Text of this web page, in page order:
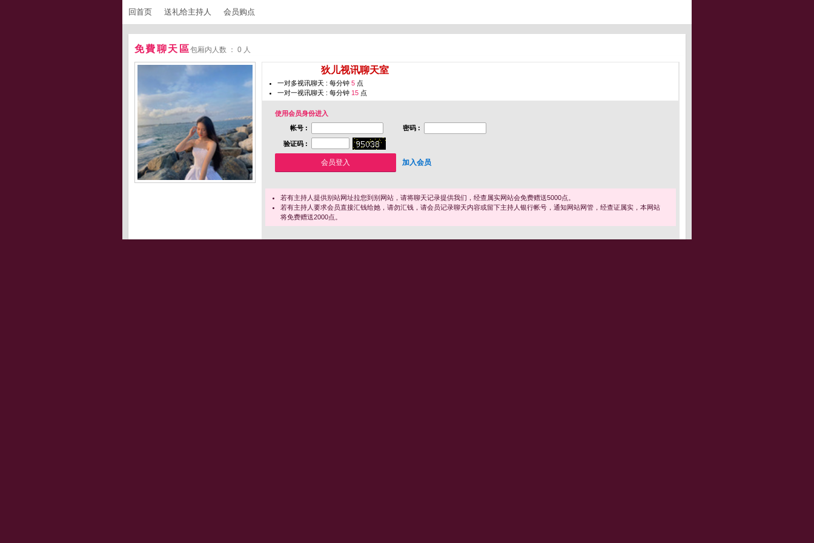
回首页 送礼给主持人 会员购点
免費聊天區包厢内人数 ： 0 人
狄儿视讯聊天室
一对多视讯聊天 : 每分钟 5 点
一对一视讯聊天 : 每分钟 15 点
使用会员身份进入
帐号 :
密码 :
验证码 :
加入会员
若有主持人提供别站网址拉您到别网站，请将聊天记录提供我们，经查属实网站会免费赠送5000点。
若有主持人要求会员直接汇钱给她，请勿汇钱，请会员记录聊天内容或留下主持人银行帐号，通知网站网管，经查证属实，本网站
将免费赠送2000点。